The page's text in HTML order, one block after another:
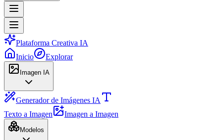
Plataforma Creativa IA
Inicio
Explorar
Imagen IA
Generador de Imágenes IA
Texto a Imagen
Imagen a Imagen
Modelos